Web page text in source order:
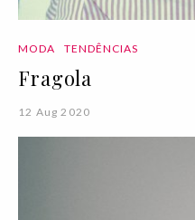
MODA TENDÊNCIAS
Fragola
12 Aug 2020